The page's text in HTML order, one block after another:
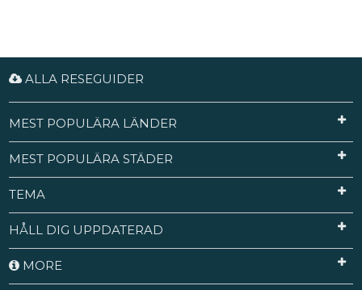
ALLA RESEGUIDER
MEST POPULÄRA LÄNDER
MEST POPULÄRA STÄDER
TEMA
HÅLL DIG UPPDATERAD
MORE